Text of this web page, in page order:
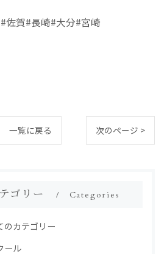
佐賀#長崎#大分#宮崎
一覧に戻る 次のページ >
ゴリー Categories
のカテゴリー
ール